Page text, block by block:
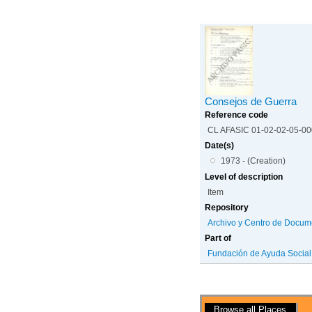
Consejos de Guerra
Reference code
CL AFASIC 01-02-02-05-
Date(s)
1973 - (Creation)
Level of description
Item
Repository
Archivo y Centro de
Part of
Fundación de Ayuda
Actions
Browse all Places